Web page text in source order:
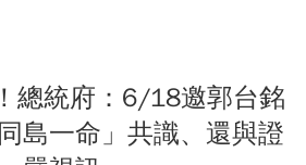
總統府：6/18邀郭台銘
島一命」共識、還與證